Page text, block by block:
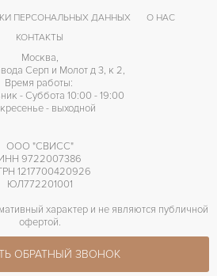
ПЕРСОНАЛЬНЫХ ДАННЫХ
О НАС
КОНТАКТЫ
Москва,
Серп и Молот д 3, к 2,
Время работы:
- Суббота 10:00 - 19:00
- выходной
ООО "СВИСС"
9722007386
1217700420926
ЮЛ772201001
характер и не являются публичной
офертой.
ОБРАТНЫЙ ЗВОНОК